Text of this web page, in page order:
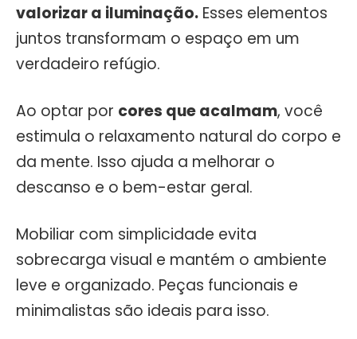
valorizar a iluminação. Esses elementos
juntos transformam o espaço em um
verdadeiro refúgio.
Ao optar por cores que acalmam, você
estimula o relaxamento natural do corpo e
da mente. Isso ajuda a melhorar o
descanso e o bem-estar geral.
Mobiliar com simplicidade evita
sobrecarga visual e mantém o ambiente
leve e organizado. Peças funcionais e
minimalistas são ideais para isso.